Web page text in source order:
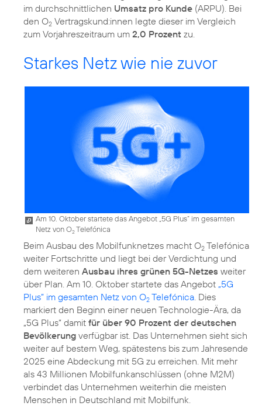
im durchschnittlichen Umsatz pro Kunde (ARPU). Bei
den O2 Vertragskund:innen legte dieser im Vergleich
zum Vorjahreszeitraum um 2,0 Prozent zu.
Starkes Netz wie nie zuvor
Am 10. Oktober startete das Angebot „5G Plus” im gesamten
Netz von O2Telefónica
Beim Ausbau des Mobilfunknetzes macht O2 Telefónica
weiter Fortschritte und liegt bei der Verdichtung und
dem weiteren Ausbau ihres grünen 5G-Netzes weiter
über Plan. Am 10. Oktober startete das Angebot „5G
Plus” im gesamten Netz von O2 Telefónica . Dies
markiert den Beginn einer neuen Technologie-Ära, da
„5G Plus“ damit für über 90 Prozent der deutschen
Bevölkerung verfügbar ist. Das Unternehmen sieht sich
weiter auf bestem Weg, spätestens bis zum Jahresende
2025 eine Abdeckung mit 5G zu erreichen. Mit mehr
als 43 Millionen Mobilfunkanschlüssen (ohne M2M)
verbindet das Unternehmen weiterhin die meisten
Menschen in Deutschland mit Mobilfunk.